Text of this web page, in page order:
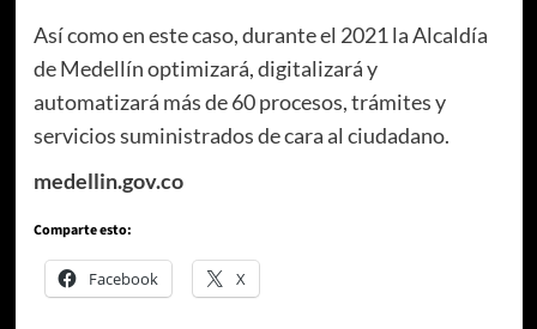
Así como en este caso, durante el 2021 la Alcaldía
de Medellín optimizará, digitalizará y
automatizará más de 60 procesos, trámites y
servicios suministrados de cara al ciudadano.
medellin.gov.co
Comparte esto:
Facebook X